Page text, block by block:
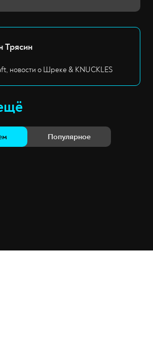
Трясин
новости о Шреке & KNUCKLES
Популярное